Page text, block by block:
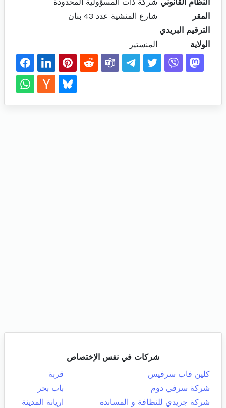
المقر
شارع المنشية عدد 43 بنان
الترقيم البريدي
الولاية
المنستير
شركات في نفس الإختصاص
كلين فاب سرفيس
قربة
شركة سرفي دوم
باب بحر
شركة جريدي للنظافة و المساندة
اريانة المدينة